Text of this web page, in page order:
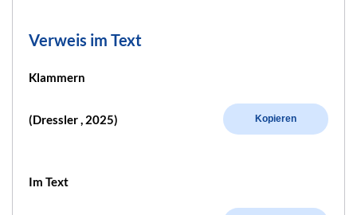
Verweis im Text
Klammern
(Dressler , 2025) Kopieren
Im Text